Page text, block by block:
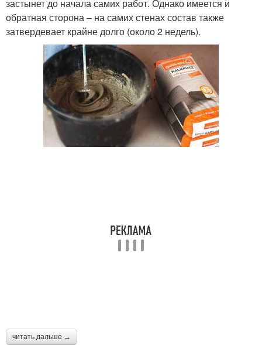
застынет до начала самих работ. Однако имеется и
обратная сторона – на самих стенах состав также
затвердевает крайне долго (около 2 недель).
читать дальше →